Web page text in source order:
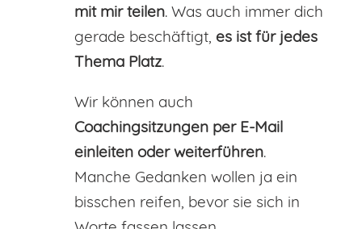
mit mir teilen. Was auch immer dich
gerade beschäftigt, es ist für jedes
Thema Platz.
Wir können auch
Coachingsitzungen per E-Mail
einleiten oder weiterführen.
Manche Gedanken wollen ja ein
bisschen reifen, bevor sie sich in